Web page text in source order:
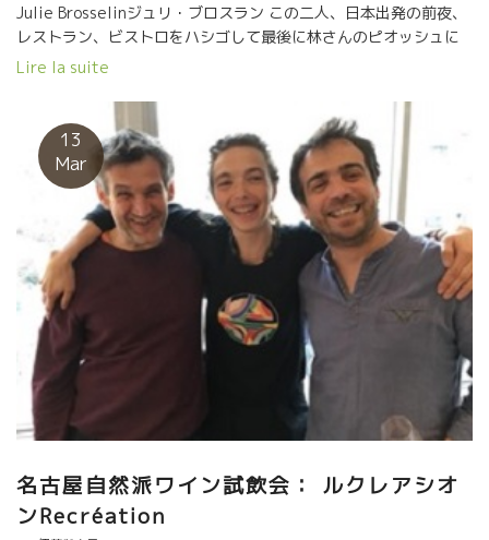
Julie Brosselinジュリ・ブロスラン この二人、日本出発の前夜、
レストラン、ビストロをハシゴして最後に林さんのピオッシュに
行った。 それだけは避けなければならないことをやってしまった
目が覚めたのが、飛行出発時間のほぼ一時間チョット前、即飛行
場に駆けつけて何とかギリギリで飛び乗った。 イアー、危なかっ
た！と目を大きくして話していた。 二人ともまだ日本から昨日着
いたばかりで流石にチョットお疲れの顔。 （特にジュリーは睡眠
時間を最低8時間が必要なタイプ） 今日は別々にスタンドを
設けてやっていた。でもIvoのスタンドにはジュリのワインも置い
てあった。 ★La Petite Pépée ラ・プティトゥ・ペペ
（Escarpoletteエスカルポレット醸造） イヴォのワインで面白い
は、グルナッシュ・ノワール品種を直プレスで絞って発酵させた
Blanc de Noirが面白い。 ほのかに色がでていてややオレンジっぽ
い。８月に収穫して酸を残している。 どことなくタンニンらしい
ものを感じる。ユニークな白 ★Mata Hariマタ ハリ
（Julie Brosselinジュリー・ブロスラン） 日本語のような名前。
意味は聞いたけど忘れました。誰かが答えてくれるでしょう。 グ
ルナッシュ・ブランのマセラッション。美しいオレンジ系黄金
風味、パエリャにもいいでしょう。 この二人、常に何か新しいワ
インへの挑戦・試作をやっている。 Montpeyrouxモンペイル村に
Lire la suite
13
Mar
名古屋自然派ワイン試飲会： ルクレアシオ
ンRecréation